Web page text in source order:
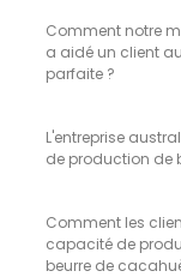
Comment notre
a aidé un client
parfaite ?
L'entreprise
de production de
Comment les
capacité de
beurre de